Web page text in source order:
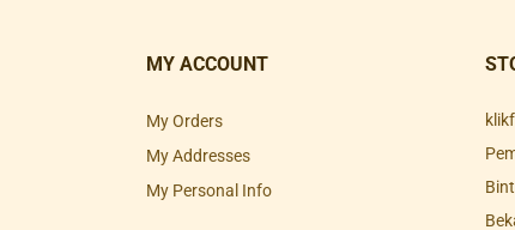
MY ACCOUNT
My Orders
My Addresses
My Personal Info